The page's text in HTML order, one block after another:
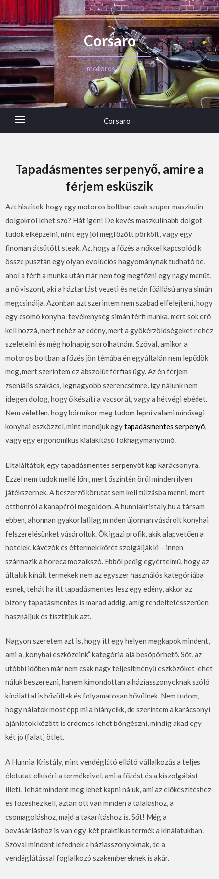
Corsaro
motoros blog
Corsaro
Tapadásmentes serpenyő, amire a
férjem esküszik
Azt hiszitek, hogy egy motoros boltban csak szuper maszkulin
dolgokról lehet szó? Hát igen! De kevés maszkulinabb dolgot
tudok elképzelni, mint egy jól megfőzött pörkölt, vagy egy
finoman átsütött steak. Az, hogy a főzés a nőkkel kapcsolódik
össze pusztán egy olyan evolúciós hagyománynak tudható be,
ahol a férfi a munka után már nem fog megfőzni egy nagy menüt,
a nő viszont, aki a háztartást vezeti és netán főállású anya simán
megcsinálja. Azonban azt szerintem nem szabad elfelejteni, hogy
egy csomó konyhai tevékenység simán férfi munka, mert sok erő
kell hozzá, mert nehéz az edény, mert a gyökérzöldségeket nehéz
szeletelni és még holnapig sorolhatnám. Szóval, amikor a
motoros boltban a főzés jön témába én egyáltalán nem lepődök
meg, mert szerintem ez abszolút férfias ügy. Az én férjem
zseniális szakács, legnagyobb szerencsémre, így nálunk nem
idegen dolog, hogy ő készíti a vacsorát, vagy a hétvégi ebédet.
Nem véletlen, hogy bármikor meg tudom lepni valami minőségi
konyhai eszközzel, mint mondjuk egytapadásmentes serpenyő,
vagy egy ergonomikus kialakítású fokhagymanyomó.
Eltaláltátok, egy tapadásmentes serpenyőt kap karácsonyra.
Ezzel nem tudok mellé lőni, mert őszintén örül minden ilyen
játékszernek. A beszerző körutat sem kell túlzásba menni, mert
otthonról a kanapéról megoldom. A hunniakristaly.hu a társam
ebben, ahonnan gyakorlatilag minden újonnan vásárolt konyhai
felszerelésünket vásároltuk. Ők igazi profik, akik alapvetően a
hotelek, kávézók és éttermek körét szolgálják ki – innen
származik a horeca mozaikszó. Ebből pedig egyértelmű, hogy az
általuk kínált termékek nem az egyszer használós kategóriába
esnek, tehát ha itt tapadásmentes lesz egy edény, akkor az
bizony tapadásmentes is marad addig, amíg rendeltetésszerűen
használjuk és tisztítjuk azt.
Nagyon szeretem azt is, hogy itt egy helyen megkapok mindent,
ami a „konyhai eszközeink” kategória alá besöpörhető. Sőt, az
utóbbi időben már nem csak nagy teljesítményű eszközöket lehet
náluk beszerezni, hanem kimondottan a háziasszonyoknak szóló
kínálattal is bővültek és folyamatosan bővülnek. Nem tudom,
hogy nálatok most épp mi a hiánycikk, de szerintem a karácsonyi
ajánlatok között is érdemes lehet böngészni, mindig akad egy-
két jó (falat) ötlet.
A Hunnia Kristály, mint vendéglátó ellátó vállalkozás a teljes
életutat elkíséri a termékeivel, ami a főzést és a kiszolgálást
illeti. Tehát mindent meg lehet kapni náluk, ami az előkészítéshez
és főzéshez kell, aztán ott van minden a tálaláshoz, a
csomagoláshoz, majd a takarításhoz is. Sőt! Még a
bevásárláshoz is van egy-két praktikus termék a kínálatukban.
Szóval mindent lefednek a háziasszonyoknak, de a
vendéglátással foglalkozó szakembereknek is akár.